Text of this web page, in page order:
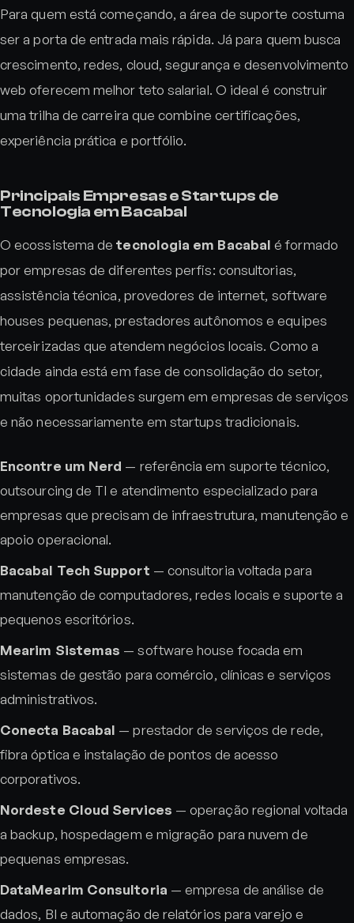
Para quem está começando, a área de suporte costuma
ser a porta de entrada mais rápida. Já para quem busca
crescimento, redes, cloud, segurança e desenvolvimento
web oferecem melhor teto salarial. O ideal é construir
uma trilha de carreira que combine certificações,
experiência prática e portfólio.
Principais Empresas e Startups de
Tecnologia em Bacabal
O ecossistema detecnologia em Bacabal é formado
por empresas de diferentes perfis: consultorias,
assistência técnica, provedores de internet, software
houses pequenas, prestadores autônomos e equipes
terceirizadas que atendem negócios locais. Como a
cidade ainda está em fase de consolidação do setor,
muitas oportunidades surgem em empresas de serviços
e não necessariamente em startups tradicionais.
Encontre um Nerd — referência em suporte técnico,
outsourcing de TI e atendimento especializado para
empresas que precisam de infraestrutura, manutenção e
apoio operacional.
Bacabal Tech Support — consultoria voltada para
manutenção de computadores, redes locais e suporte a
pequenos escritórios.
Mearim Sistemas — software house focada em
sistemas de gestão para comércio, clínicas e serviços
administrativos.
Conecta Bacabal — prestador de serviços de rede,
fibra óptica e instalação de pontos de acesso
corporativos.
Nordeste Cloud Services — operação regional voltada
a backup, hospedagem e migração para nuvem de
pequenas empresas.
DataMearim Consultoria — empresa de análise de
dados, BI e automação de relatórios para varejo e